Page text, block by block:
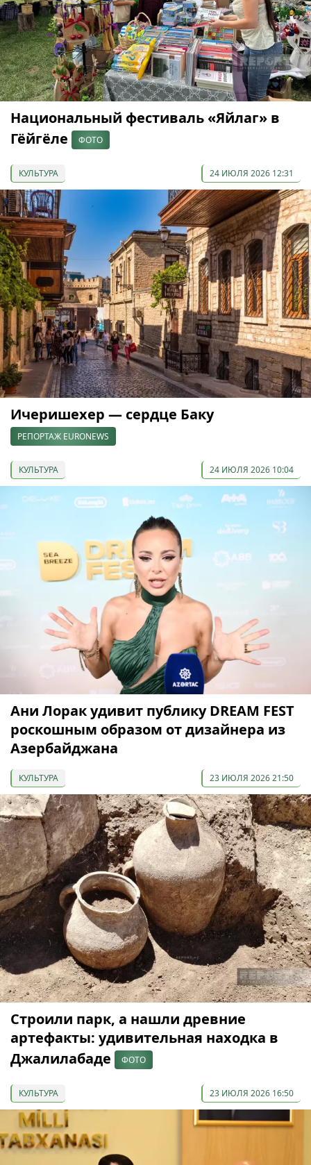
Национальный фестиваль «Яйлаг» в
Гёйгёле
ФОТО
КУЛЬТУРА 24 ИЮЛЯ 2026 12:31
Ичеришехер — сердце Баку
РЕПОРТАЖ EURONEWS
КУЛЬТУРА 24 ИЮЛЯ 2026 10:04
Ани Лорак удивит публику DREAM FEST
роскошным образом от дизайнера из
Азербайджана
КУЛЬТУРА 23 ИЮЛЯ 2026 21:50
Строили парк, а нашли древние
артефакты: удивительная находка в
Джалилабаде
ФОТО
КУЛЬТУРА 23 ИЮЛЯ 2026 16:50